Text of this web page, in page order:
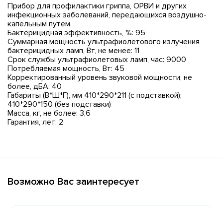
Прибор для профилактики гриппа, ОРВИ и других
инфекционных заболеваний, передающихся воздушно-
капельным путем.
Бактерицидная эффективность, %: 95
Суммарная мощность ультрафиолетового излучения
бактерицидных ламп, Вт, не менее: 11
Срок службы ультрафиолетовых ламп, час: 9000
Потребляемая мощность, Вт: 45
Корректированный уровень звуковой мощности, не
более, дБА: 40
Габариты (В*Ш*Г), мм 410*290*211 (с подставкой);
410*290*150 (без подставки)
Масса, кг, не более: 3,6
Гарантия, лет: 2
Возможно Вас заинтересует